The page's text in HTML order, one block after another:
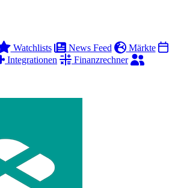
Watchlists News Feed
Märkte
Integrationen
Finanzrechner